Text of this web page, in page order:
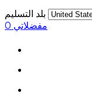
بلد التسليم
مفضلاتي 0